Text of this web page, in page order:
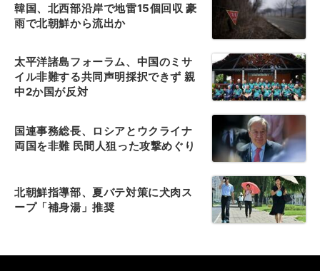
韓国、北西部沿岸で地雷15個回収 豪
雨で北朝鮮から流出か
太平洋諸島フォーラム、中国のミサ
イル非難する共同声明採択できず 親
中2か国が反対
国連事務総長、ロシアとウクライナ
両国を非難 民間人狙った攻撃めぐり
北朝鮮指導部、夏バテ対策に犬肉ス
ープ「補身湯」推奨